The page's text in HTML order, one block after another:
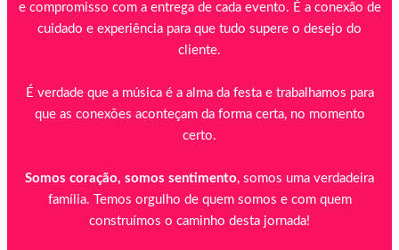
e compromisso com a entrega de cada evento. É a conexão de
cuidado e experiência para que tudo supere o desejo do
cliente.
É verdade que a música é a alma da festa e trabalhamos para
que as conexões aconteçam da forma certa, no momento
certo.
Somos coração, somos sentimento, somos uma verdadeira
família. Temos orgulho de quem somos e com quem
construímos o caminho desta jornada!